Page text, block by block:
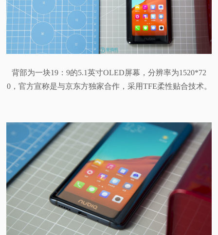
背部为一块19：9的5.1英寸OLED屏幕，分辨率为1520*72
0，官方宣称是与京东方独家合作，采用TFE柔性贴合技术。